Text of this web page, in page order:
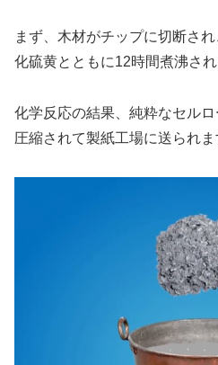
まず、木材がチップに切断さ
化硫黄とともに12時間煮沸され
化学反応の結果、純粋なセル
圧縮されて製紙工場に送られま